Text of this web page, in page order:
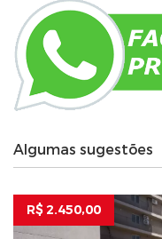
Algumas sugestões
R$ 2.450,00